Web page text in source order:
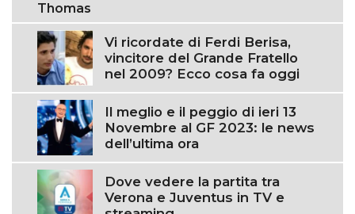
Vi ricordate di Ferdi Berisa,
vincitore del Grande Fratello
nel 2009? Ecco cosa fa oggi
Il meglio e il peggio di ieri 13
Novembre al GF 2023: le news
dell’ultima ora
Dove vedere la partita tra
Verona e Juventus in TV e